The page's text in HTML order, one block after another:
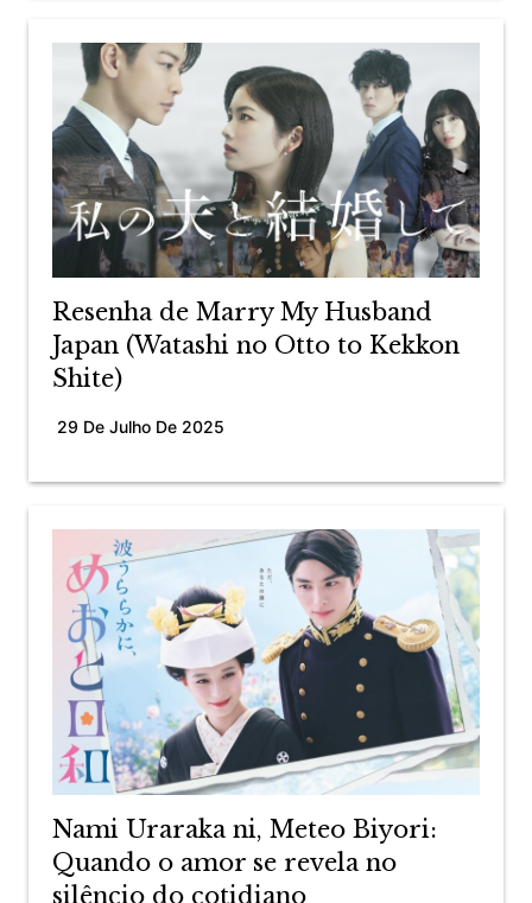
Resenha de Marry My Husband
Japan (Watashi no Otto to Kekkon
Shite)
29 De Julho De 2025
Nami Uraraka ni, Meteo Biyori:
Quando o amor se revela no
silêncio do cotidiano